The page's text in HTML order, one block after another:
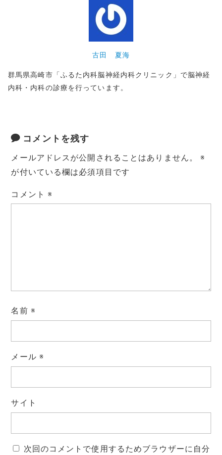
古田 夏海
群馬県高崎市「ふるた内科脳神経内科クリニック」で脳神経
内科・内科の診療を行っています。
コメントを残す
メールアドレスが公開されることはありません。
※
が付いている欄は必須項目です
コメント※
名前 ※
メール ※
サイト
次回のコメントで使用するためブラウザーに自分